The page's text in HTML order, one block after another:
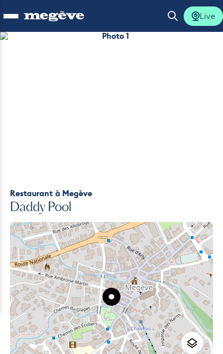
Ouvrir le menu Ouvrir la
Live
Restaurant à Megève
Daddy Pool
Photo 1